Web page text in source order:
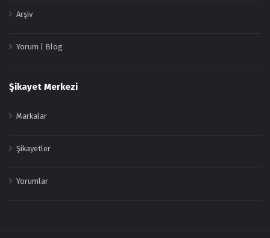
Arşiv
Yorum | Blog
Şikayet Merkezi
Markalar
Şikayetler
Yorumlar